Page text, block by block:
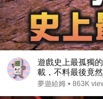
遊戲史上最孤獨
載，不料最後竟
夢遊給姆 • 863K